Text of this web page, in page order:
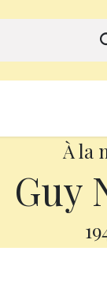
À la
Guy